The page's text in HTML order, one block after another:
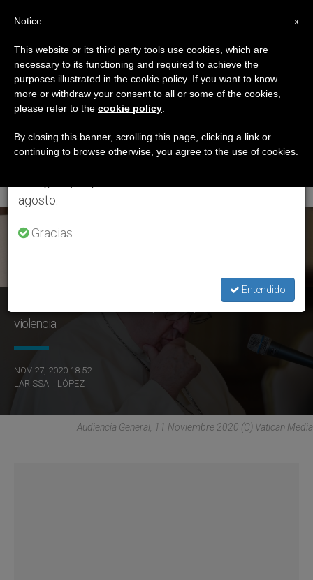
ETIQUETA
Posts Tagged
‘enfrentamiento
ÚLTIMAS NOTICIAS
Enfrentamiento militar en Etiopía: El Papa llama al cese de la
violencia
NOV 27, 2020 18:52
LARISSA I. LÓPEZ
Audiencia General, 11 Noviembre 2020 (C) Vatican Media
×
Aviso importante
Del 27 de julio al 7 de agosto haremos la pausa
anual, aprovechando que en el periodo de verano
se generan menos informaciones y también el
agosto.
Gracias.
Entendido
x
Notice
This website or its third party tools use cookies, which are
necessary to its functioning and required to achieve the
purposes illustrated in the cookie policy. If you want to know
more or withdraw your consent to all or some of the cookies,
please refer to the cookie policy
By closing this banner, scrolling this page, clicking a link or
continuing to browse otherwise, you agree to the use of cookies.